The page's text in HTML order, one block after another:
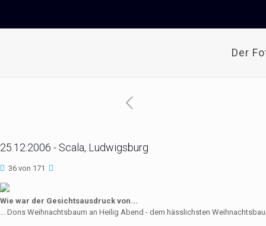
Der
25.12.2006 - Scala, Ludwigsburg
36 von 171
Wie war der Gesichtsausdruck von...
... Dons Weihnachtsbaum an Heilig Abend - dem hässlichsten